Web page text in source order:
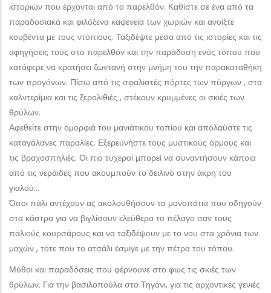
ιστοριών που έρχονται από το παρελθόν. Καθίστε σε ένα από τα
παραδοσιακά και φιλόξενα καφενεία των χωριών και ανοίξτε
κουβέντα με τους ντόπιους. Ταξιδέψτε μέσα από τις ιστορίες και τις
αφηγήσεις τους στο παρελθόν και την παράδοση ενός τόπου που
κατάφερε να κρατήσει ζωντανή στην μνήμη του την παρακαταθήκη
των προγόνων. Πίσω από τις σφαλιστές πόρτες των πύργων , στα
καλντερίμια και τις ξερολιθιές , στέκουν κρυμμένες οι σκιές των
θρύλων.
Αφεθείτε στην ομορφιά του μανιάτικου τοπίου και απολαύστε τις
καταγάλανες παραλίες. Εξερευνήστε τους μυστικούς όρμους και
τις βραχοσπηλιές. Οι πιο τυχεροί μπορεί να συναντήσουν κάποια
από τις νεράιδες που ακουμπούν το δειλινό στην άκρη του
γιαλού…
Όσοι πάλι αντέχουν ας ακολουθήσουν τα μονοπάτια που οδηγούν
στα κάστρα για να βιγλίσουν ελεύθερα το πέλαγο σαν τους
παλιούς κουρσάρους και να ταξιδέψουν με το νου στα χρόνια των
μαχών , τότε που το ατσάλι έσμιγε με την πέτρα του τόπου.
Μύθοι και παραδόσεις που φέρνουνε στο φως τις σκιές των
θρύλων. Για την βασιλοπούλα στο Τηγάνι, για τις αρχοντικές γενιές